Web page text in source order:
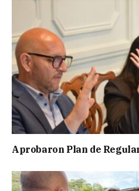
Aprobaron Plan de